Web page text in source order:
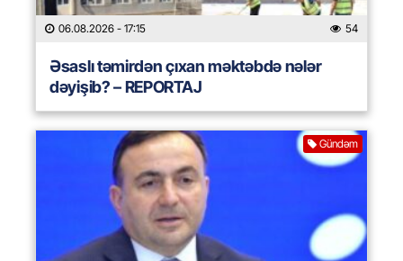
06.08.2026 - 17:15 54
Əsaslı təmirdən çıxan məktəbdə nələr
dəyişib? – REPORTAJ
Gündəm